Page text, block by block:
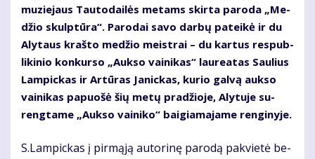
mu­zie­jaus Tau­to­dai­lės me­tams skir­ta pa­ro­da „Me­
džio skulp­tū­ra“. Pa­ro­dai sa­vo dar­bų pa­tei­kė ir du
Aly­taus kraš­to me­džio meist­rai – du kar­tus res­pub­
li­ki­nio kon­kur­so „Auk­so vai­ni­kas“ lau­re­a­tas Sau­lius
Lam­pic­kas ir Ar­tū­ras Ja­nic­kas, ku­rio gal­vą auk­so
vai­ni­kas pa­puo­šė šių me­tų pra­džio­je, Aly­tu­je su­
reng­ta­me „Auk­so vai­ni­ko“ bai­gia­ma­ja­me ren­gi­ny­je.
S.Lam­pic­kas į pir­mą­ją au­to­ri­nę pa­ro­dą pa­kvie­tė be­